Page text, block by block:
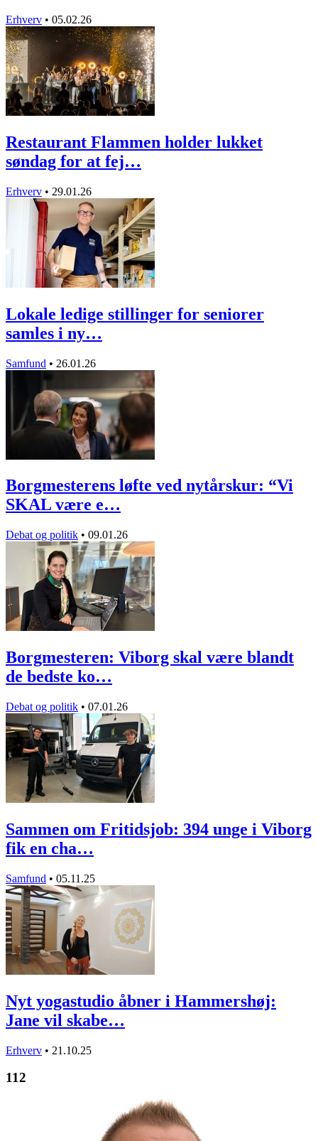
Erhverv • 05.02.26
Restaurant Flammen holder lukket
søndag for at fej…
Erhverv • 29.01.26
Lokale ledige stillinger for seniorer
samles i ny…
Samfund • 26.01.26
Borgmesterens løfte ved nytårskur: “Vi
SKAL være e…
Debat og politik • 09.01.26
Borgmesteren: Viborg skal være blandt
de bedste ko…
Debat og politik • 07.01.26
Sammen om Fritidsjob: 394 unge i Viborg
fik en cha…
Samfund • 05.11.25
Nyt yogastudio åbner i Hammershøj:
Jane vil skabe…
Erhverv • 21.10.25
112